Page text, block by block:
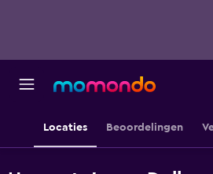
Locaties Beoordelingen